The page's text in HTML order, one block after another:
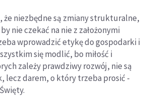
że niezbędne są zmiany strukturalne,
nie czekać na nie z założonymi
wprowadzić etykę do gospodarki i
się modlić, bo miłość i
zależy prawdziwy rozwój, nie są
lecz darem, o który trzeba prosić -